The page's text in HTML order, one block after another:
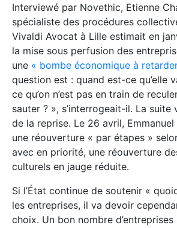
Interviewé par Novethic, Etienne
spécialiste des procédures
Vivaldi Avocat à Lille estimait en
la mise sous perfusion des
une « bombe économique à
question est : quand est-ce qu’elle
ce qu’on n’est pas en train de
sauter ? », s’interrogeait-il. La suite
de la reprise. Le 26 avril,
une réouverture « par étapes »
avec en priorité, une réouverture
culturels en jauge réduite.
Si l’État continue de soutenir «
les entreprises, il va devoir
choix. Un bon nombre